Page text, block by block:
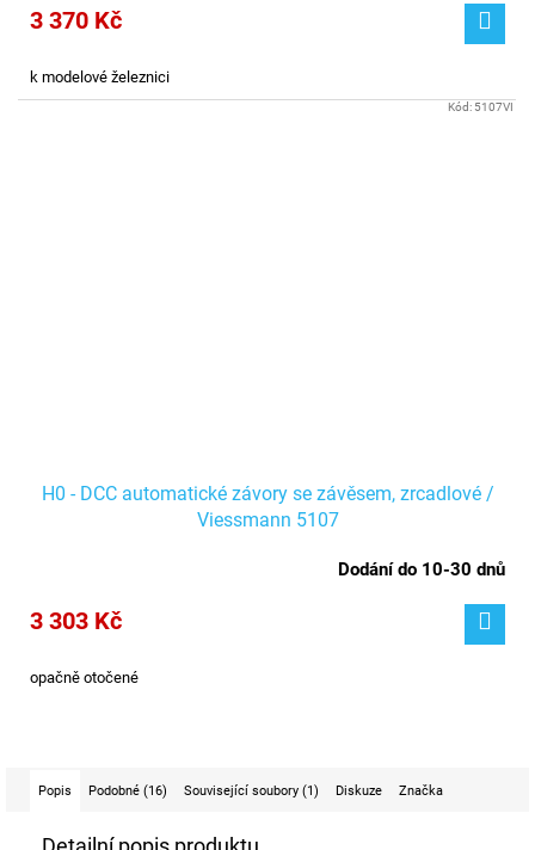
3 370 Kč
k modelové železnici
H0 - DCC automatické závory se závěsem, zrcadlové /
Viessmann 5107
Dodání do 10-30 dnů
3 303 Kč
opačně otočené
Kód: 5107VI
Popis Podobné (16) Související soubory (1) Diskuze Značka